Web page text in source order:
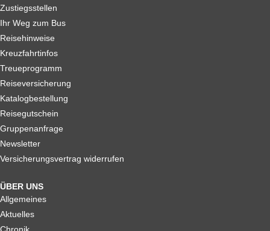
Zustiegsstellen
Ihr Weg zum Bus
Reisehinweise
Kreuzfahrtinfos
Treueprogramm
Reiseversicherung
Katalogbestellung
Reisegutschein
Gruppenanfrage
Newsletter
Versicherungsvertrag widerrufen
ÜBER UNS
Allgemeines
Aktuelles